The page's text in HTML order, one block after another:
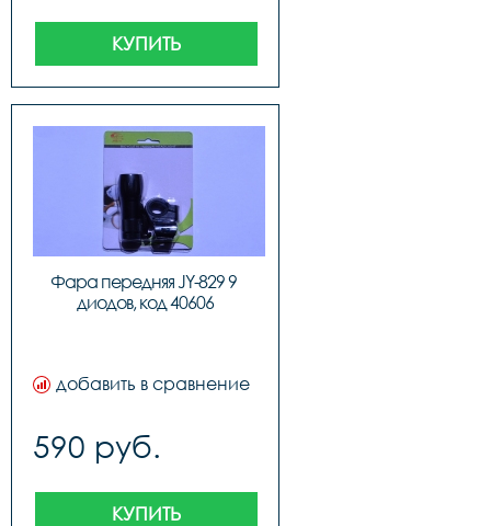
КУПИТЬ
Фара передняя JY-829 9
диодов, код 40606
добавить в сравнение
590 руб.
КУПИТЬ